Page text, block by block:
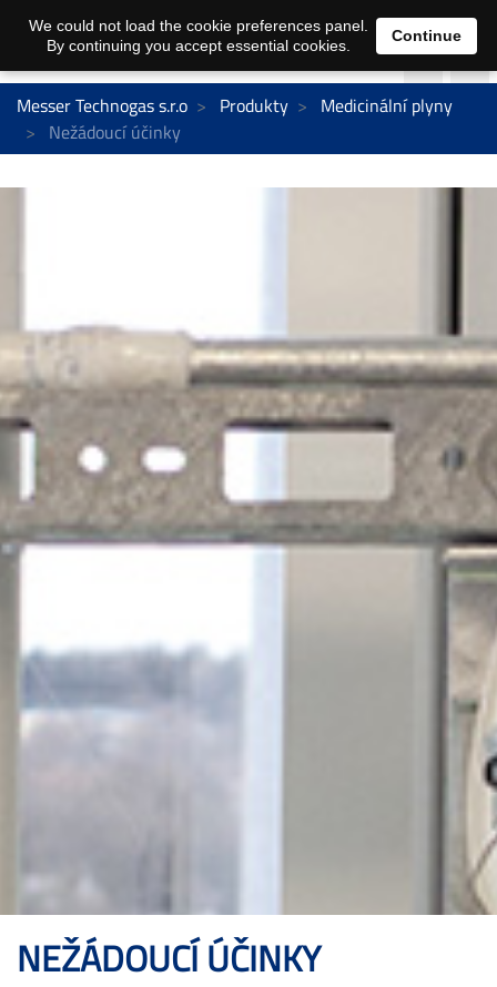
Messer Technogas s.r.o Produkty
Medicinální plyny
Nežádoucí účinky
NEŽÁDOUCÍ ÚČINKY
We could not load the cookie preferences panel.
By continuing you accept essential cookies.
Continue